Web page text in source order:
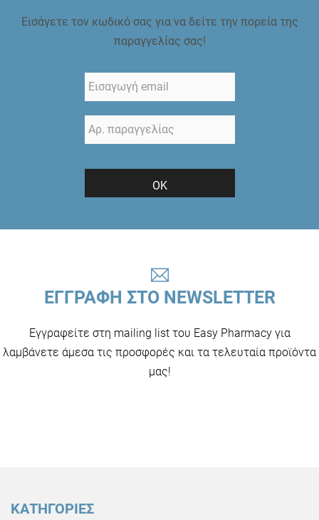
Εισάγετε τον κωδικό σας για να δείτε την πορεία της
παραγγελίας σας!
ΟΚ
ΕΓΓΡΑΦΗ ΣΤΟ NEWSLETTER
Εγγραφείτε στη mailing list του Easy Pharmacy για
λαμβάνετε άμεσα τις προσφορές και τα τελευταία προϊόντα
μας!
ΚΑΤΗΓΟΡΙΕΣ